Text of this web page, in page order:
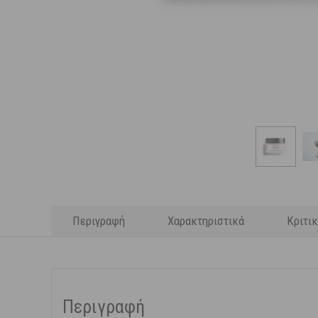
Περιγραφή Χαρακτηριστικά
Περιγραφή